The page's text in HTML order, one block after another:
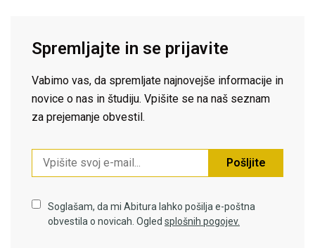
Spremljajte in se prijavite
Vabimo vas, da spremljate najnovejše informacije in
novice o nas in študiju. Vpišite se na naš seznam
za prejemanje obvestil.
Pošljite
Soglašam, da mi Abitura lahko pošilja e-poštna
obvestila o novicah. Ogled splošnih pogojev.